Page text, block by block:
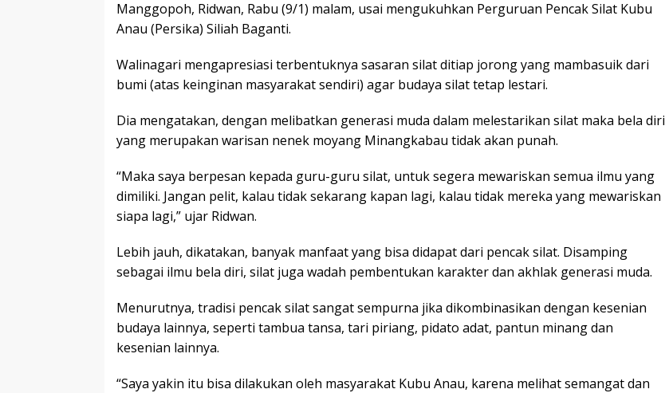
Manggopoh, Ridwan, Rabu (9/1) malam, usai mengukuhkan Perguruan Pencak Silat Kubu
Anau (Persika) Siliah Baganti.
Walinagari mengapresiasi terbentuknya sasaran silat ditiap jorong yang mambasuik dari
bumi (atas keinginan masyarakat sendiri) agar budaya silat tetap lestari.
Dia mengatakan, dengan melibatkan generasi muda dalam melestarikan silat maka bela diri
yang merupakan warisan nenek moyang Minangkabau tidak akan punah.
“Maka saya berpesan kepada guru-guru silat, untuk segera mewariskan semua ilmu yang
dimiliki. Jangan pelit, kalau tidak sekarang kapan lagi, kalau tidak mereka yang mewariskan
siapa lagi,” ujar Ridwan.
Lebih jauh, dikatakan, banyak manfaat yang bisa didapat dari pencak silat. Disamping
sebagai ilmu bela diri, silat juga wadah pembentukan karakter dan akhlak generasi muda.
Menurutnya, tradisi pencak silat sangat sempurna jika dikombinasikan dengan kesenian
budaya lainnya, seperti tambua tansa, tari piriang, pidato adat, pantun minang dan
kesenian lainnya.
“Saya yakin itu bisa dilakukan oleh masyarakat Kubu Anau, karena melihat semangat dan